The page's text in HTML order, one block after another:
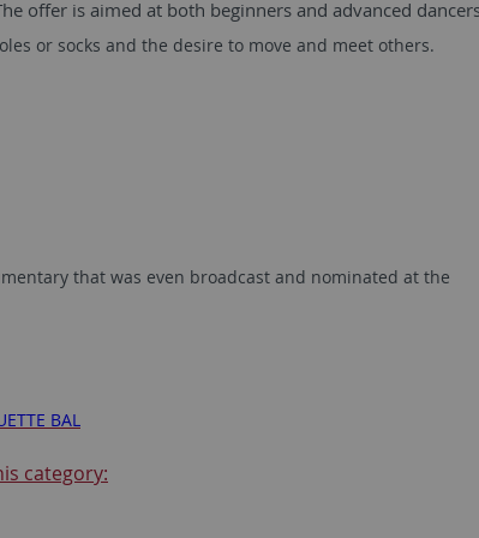
offer is aimed at both beginners and advanced
or socks and the desire to move and meet others.
that was even broadcast and nominated at the
BAL
category: